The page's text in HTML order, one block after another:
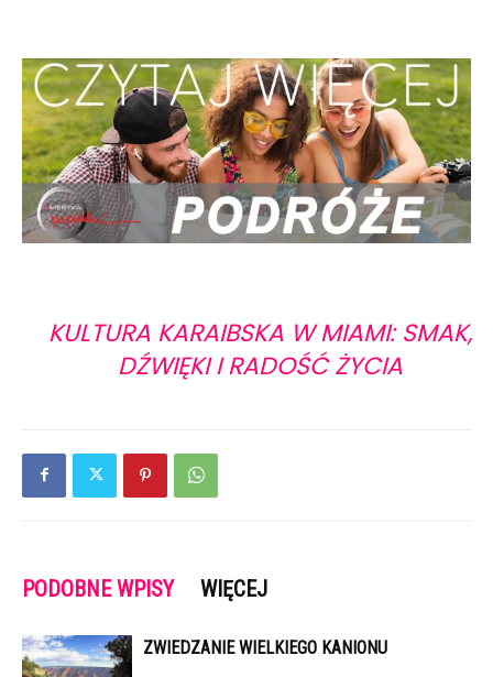
KULTURA KARAIBSKA W MIAMI: SMAK,
DŹWIĘKI I RADOŚĆ ŻYCIA
PODOBNE WPISY WIĘCEJ
ZWIEDZANIE WIELKIEGO KANIONU